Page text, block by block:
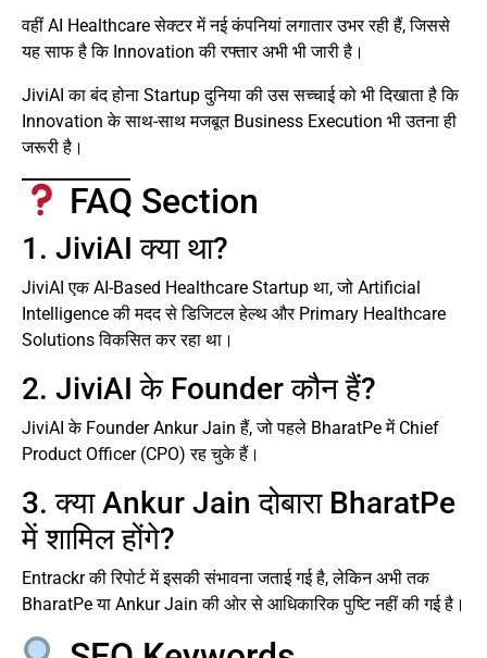
वहीं AI Healthcare सेक्टर में नई कंपनियां लगातार उभर रही हैं, जिससे
यह साफ है कि Innovation की रफ्तार अभी भी जारी है।
JiviAI का बंद होना Startup दुनिया की उस सच्चाई को भी दिखाता है कि
Innovation के साथ-साथ मजबूत Business Execution भी उतना ही
जरूरी है।
FAQ Section
1. JiviAI क्या था?
JiviAI एक AI-Based Healthcare Startup था, जो Artificial
Intelligence की मदद से डिजिटल हेल्थ और Primary Healthcare
Solutions विकसित कर रहा था।
2. JiviAI के Founder कौन हैं?
JiviAI के Founder Ankur Jain हैं, जो पहले BharatPe में Chief
Product Officer (CPO) रह चुके हैं।
3. क्या Ankur Jain दोबारा BharatPe
में शामिल होंगे?
Entrackr की रिपोर्ट में इसकी संभावना जताई गई है, लेकिन अभी तक
BharatPe या Ankur Jain की ओर से आधिकारिक पुष्टि नहीं की गई है।